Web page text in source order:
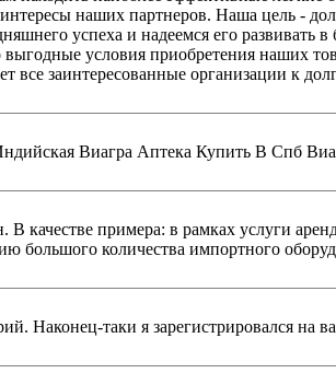
наших партнеров. Наша цель -
успеха и надеемся его развивать
условия приобретения наших
примера: в рамках услуги
большого количества импортного